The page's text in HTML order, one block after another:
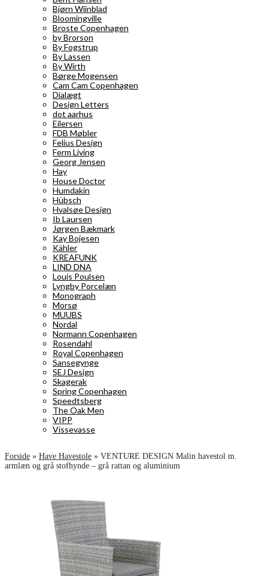
Bjørn Wiinblad
Bloomingville
Broste Copenhagen
by Brorson
By Fogstrup
By Lassen
By Wirth
Børge Mogensen
Cam Cam Copenhagen
Dialægt
Design Letters
dot aarhus
Eilersen
FDB Møbler
Felius Design
Ferm Living
Georg Jensen
Hay
House Doctor
Humdakin
Hübsch
Hvalsøe Design
Ib Laursen
Jørgen Bækmark
Kay Bojesen
Kähler
KREAFUNK
LIND DNA
Louis Poulsen
Lyngby Porcelæn
Monograph
Morsø
MUUBS
Nordal
Normann Copenhagen
Rosendahl
Royal Copenhagen
Sansegynge
SEJ Design
Skagerak
Spring Copenhagen
Speedtsberg
The Oak Men
VIPP
Vissevasse
Forside » Have Havestole » VENTURE DESIGN Malin havestol m.
armlæn og grå stofhynde – grå rattan og aluminium